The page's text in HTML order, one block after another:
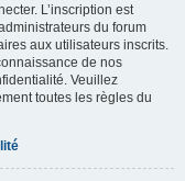
L’inscription est
du forum
aux utilisateurs inscrits.
de nos
Veuillez
toutes les règles du